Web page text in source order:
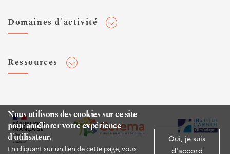
Nous utilisons des cookies sur ce site
pour améliorer votre expérience
d'utilisateur.
En cliquant sur un lien de cette page, vous
Oui, je suis
d'accord
Flux RSS
Veilles et newsletters
Expertises Territoires
Espace presse
Normalisation
Domaines d'activité
Infrastructures de transport
Environnement et risques
Mer et littoral
Ressources
Rapports d'étude
Publications HAL
Documentation routière (DTRF)